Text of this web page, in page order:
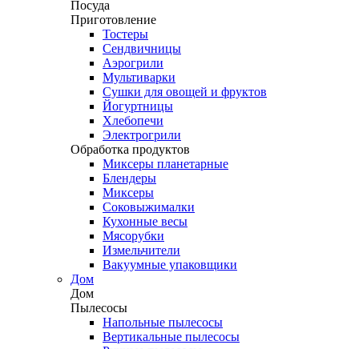
Посуда
Приготовление
Тостеры
Сендвичницы
Аэрогрили
Мультиварки
Сушки для овощей и фруктов
Йогуртницы
Хлебопечи
Электрогрили
Обработка продуктов
Миксеры планетарные
Блендеры
Миксеры
Соковыжималки
Кухонные весы
Мясорубки
Измельчители
Вакуумные упаковщики
Дом
Дом
Пылесосы
Напольные пылесосы
Вертикальные пылесосы